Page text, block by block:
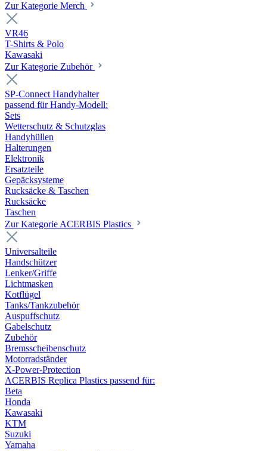
Zur Kategorie Merch
VR46
T-Shirts & Polo
Kawasaki
Zur Kategorie Zubehör
SP-Connect Handyhalter
passend für Handy-Modell:
Sets
Wetterschutz & Schutzglas
Handyhüllen
Halterungen
Elektronik
Ersatzteile
Gepäcksysteme
Rucksäcke & Taschen
Rucksäcke
Taschen
Zur Kategorie ACERBIS Plastics
Universalteile
Handschützer
Lenker/Griffe
Lichtmasken
Kotflügel
Tanks/Tankzubehör
Auspuffschutz
Gabelschutz
Zubehör
Bremsscheibenschutz
Motorradständer
X-Power-Protection
ACERBIS Replica Plastics passend für:
Beta
Honda
Kawasaki
KTM
Suzuki
Yamaha